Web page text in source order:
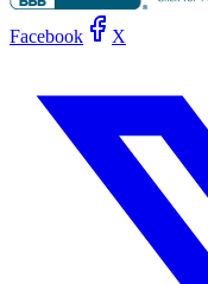
Facebook X